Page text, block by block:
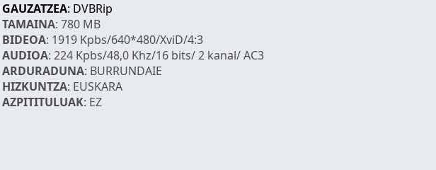
GAUZATZEA: DVBRip
TAMAINA: 780 MB
BIDEOA: 1919 Kpbs/640*480/XviD/4:3
AUDIOA: 224 Kpbs/48,0 Khz/16 bits/ 2 kanal/ AC3
ARDURADUNA: BURRUNDAIE
HIZKUNTZA: EUSKARA
AZPITITULUAK: EZ